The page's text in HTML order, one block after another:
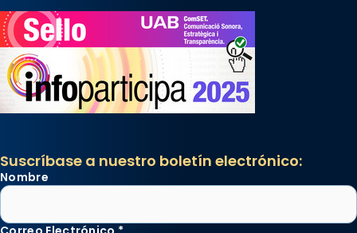
Suscríbase a nuestro boletín electrónico:
Nombre